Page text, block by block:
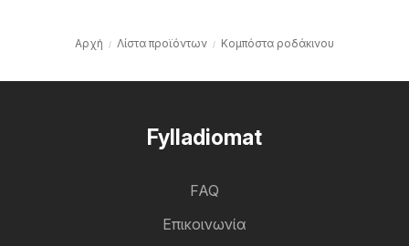
Αρχή Λίστα προϊόντων Κομπόστα ροδάκινου
Fylladiomat
FAQ
Επικοινωνία